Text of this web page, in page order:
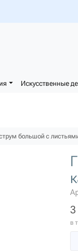
Искусственные
большой с
в